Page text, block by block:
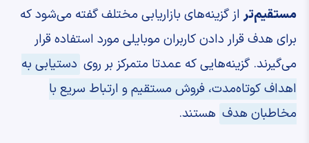
مستقیم‌تراز گزینه‌های بازاریابی مختلف گفته می‌شود که
برای هدف قرار دادن کاربران موبایلی مورد استفاده قرار
می‌گیرند. گزینه‌هایی که عمدتا متمرکز بر روی دستیابی به
اهداف کوتاه‌مدت، فروش مستقیم و ارتباط سریع با
مخاطبان هدف هستند.